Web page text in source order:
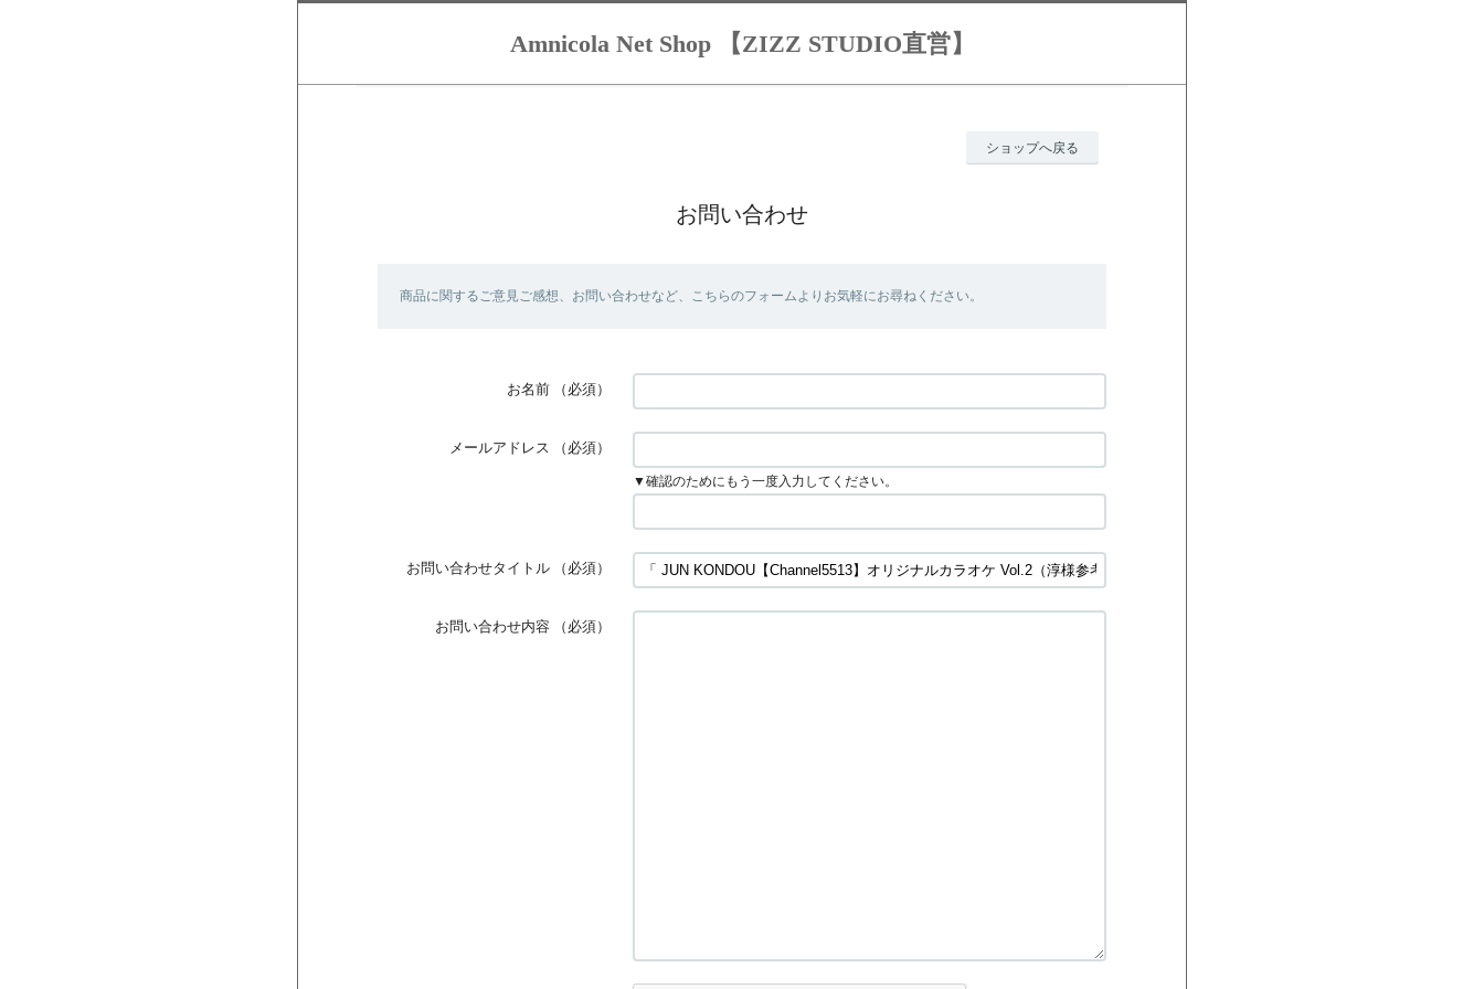
Amnicola Net Shop 【ZIZZ STUDIO直営】
ショップへ戻る
お問い合わせ
商品に関するご意見ご感想、お問い合わせなど、こちらのフォームよりお気軽にお尋ねください。
お名前 （必須）
メールアドレス （必須）
▼確認のためにもう一度入力してください。
お問い合わせタイトル （必須）
お問い合わせ内容 （必須）